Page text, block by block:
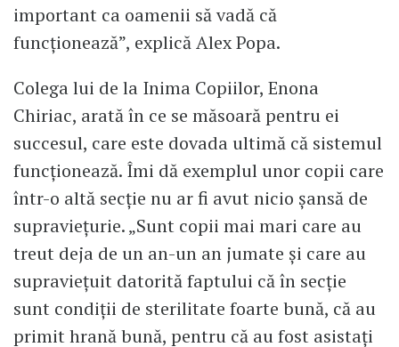
important ca oamenii să vadă că
funcționează”, explică Alex Popa.
Colega lui de la Inima Copiilor, Enona
Chiriac, arată în ce se măsoară pentru ei
succesul, care este dovada ultimă că sistemul
funcționează. Îmi dă exemplul unor copii care
într-o altă secție nu ar fi avut nicio șansă de
supraviețurie. „Sunt copii mai mari care au
treut deja de un an-un an jumate și care au
supraviețuit datorită faptului că în secție
sunt condiții de sterilitate foarte bună, că au
primit hrană bună, pentru că au fost asistați